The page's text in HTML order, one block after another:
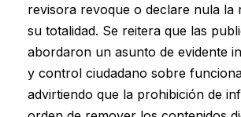
revisora revoque o declare nula la
su totalidad. Se reitera que las
abordaron un asunto de evidente
y control ciudadano sobre
advirtiendo que la prohibición de